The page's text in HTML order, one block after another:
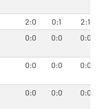
2:0 0:1
2:1
0:0 0:0 0:0
0:0 0:0 0:0
0:0 0:0 0:0